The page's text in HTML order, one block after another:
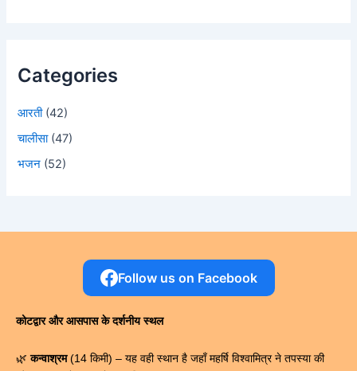
Categories
आरती(42)
चालीसा(47)
भजन (52)
Follow us on Facebook
कोटद्वार और आसपास के दर्शनीय स्थल
🌿कन्वाश्रम(14 किमी) – यह वही स्थान है जहाँ महर्षि विश्वामित्र ने तपस्या की